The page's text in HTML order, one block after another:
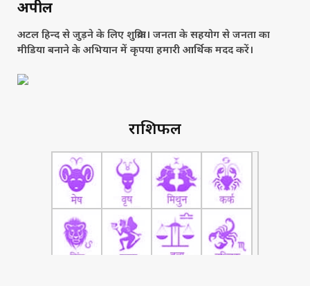
अपील
अटल हिन्द से जुड़ने के लिए शुक्रिया। जनता के सहयोग से जनता का
मीडिया बनाने के अभियान में कृपया हमारी आर्थिक मदद करें।
राशिफल